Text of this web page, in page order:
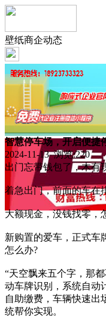
壁纸商企动态
智慧停车场，开启便捷
2024-11-13 浏览:220
出门忘带钱包了，木有
着急出门，前面的车在
大额现金，没钱找零，
新购置的爱车，正式车
怎么办?
“天空飘来五个字，那
动车牌识别，系统自动
自助缴费，车辆快速出
统帮你实现。